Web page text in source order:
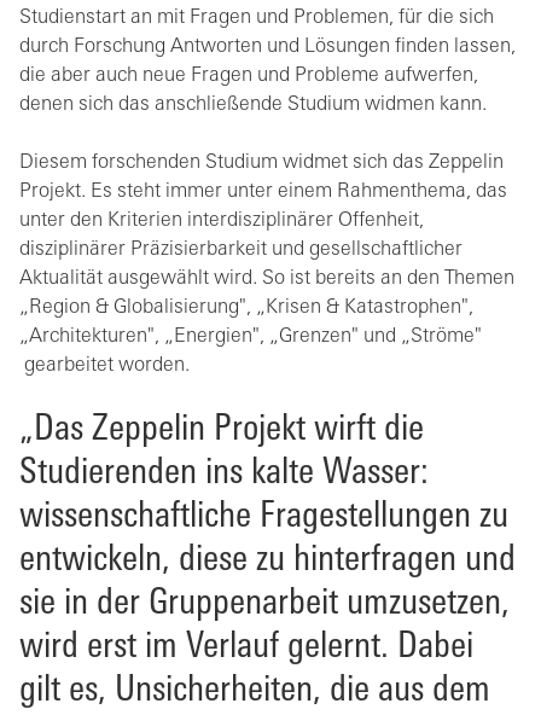
Studienstart an mit Fragen und Problemen, für die sich
durch Forschung Antworten und Lösungen finden lassen,
die aber auch neue Fragen und Probleme aufwerfen,
denen sich das anschließende Studium widmen kann.
Diesem forschenden Studium widmet sich das Zeppelin
Projekt. Es steht immer unter einem Rahmenthema, das
unter den Kriterien interdisziplinärer Offenheit,
disziplinärer Präzisierbarkeit und gesellschaftlicher
Aktualität ausgewählt wird. So ist bereits an den Themen
„Region & Globalisierung", „Krisen & Katastrophen",
„Architekturen", „Energien", „Grenzen" und „Ströme"
gearbeitet worden.
„Das Zeppelin Projekt wirft die
Studierenden ins kalte Wasser:
wissenschaftliche Fragestellungen zu
entwickeln, diese zu hinterfragen und
sie in der Gruppenarbeit umzusetzen,
wird erst im Verlauf gelernt. Dabei
gilt es, Unsicherheiten, die aus dem